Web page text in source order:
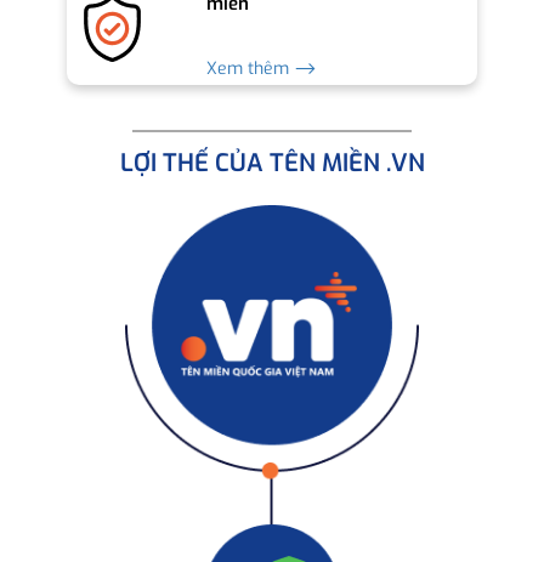
Xem thêm ⟶
LỢI THẾ CỦA TÊN MIỀN .VN